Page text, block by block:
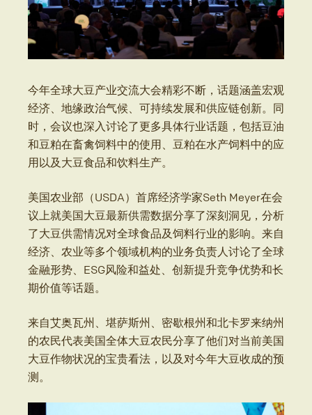
今年全球大豆产业交流大会精彩不断，话题涵盖宏观
经济、地缘政治气候、可持续发展和供应链创新。同
时，会议也深入讨论了更多具体行业话题，包括豆油
和豆粕在畜禽饲料中的使用、豆粕在水产饲料中的应
用以及大豆食品和饮料生产。
美国农业部（USDA）首席经济学家Seth Meyer在会
议上就美国大豆最新供需数据分享了深刻洞见，分析
了大豆供需情况对全球食品及饲料行业的影响。来自
经济、农业等多个领域机构的业务负责人讨论了全球
金融形势、ESG风险和益处、创新提升竞争优势和长
期价值等话题。
来自艾奥瓦州、堪萨斯州、密歇根州和北卡罗来纳州
的农民代表美国全体大豆农民分享了他们对当前美国
大豆作物状况的宝贵看法，以及对今年大豆收成的预
测。